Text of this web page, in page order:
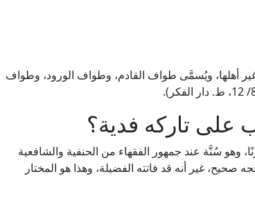
أهلها، ويُسمَّى طواف القادم، وطواف الورود، وطواف
تاركه فدية؟
وهو سُنَّة عند جمهور الفقهاء من الحنفية والشافعية
صحيح، غير أنه قد فاتته الفضيلة، وهذا هو المختار